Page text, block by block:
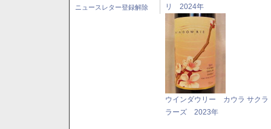
ニュースレター登録解除
リ 2024年
ウインダウリー カウラ サクラ
ラーズ 2023年